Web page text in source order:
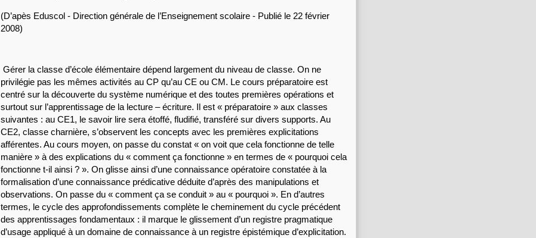
(D’apès Eduscol - Direction générale de l’Enseignement scolaire - Publié le 22 février
2008)
Gérer la classe d’école élémentaire dépend largement du niveau de classe. On ne
privilégie pas les mêmes activités au CP qu’au CE ou CM. Le cours préparatoire est
centré sur la découverte du système numérique et des toutes premières opérations et
surtout sur l’apprentissage de la lecture – écriture. Il est « préparatoire » aux classes
suivantes : au CE1, le savoir lire sera étoffé, fludifié, transféré sur divers supports. Au
CE2, classe charnière, s’observent les concepts avec les premières explicitations
afférentes. Au cours moyen, on passe du constat « on voit que cela fonctionne de telle
manière » à des explications du « comment ça fonctionne » en termes de « pourquoi cela
fonctionne t-il ainsi ? ». On glisse ainsi d’une connaissance opératoire constatée à la
formalisation d’une connaissance prédicative déduite d’après des manipulations et
observations. On passe du « comment ça se conduit » au « pourquoi ». En d’autres
termes, le cycle des approfondissements complète le cheminement du cycle précédent
des apprentissages fondamentaux : il marque le glissement d’un registre pragmatique
d’usage appliqué à un domaine de connaissance à un registre épistémique d’explicitation.